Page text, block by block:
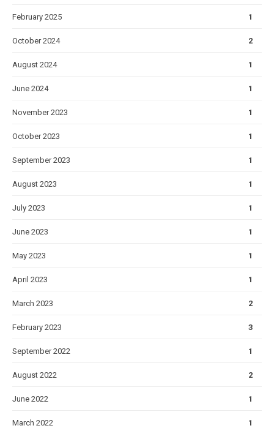
February 2025 1
October 2024 2
August 2024 1
June 2024 1
November 2023 1
October 2023 1
September 2023 1
August 2023 1
July 2023 1
June 2023 1
May 2023 1
April 2023 1
March 2023 2
February 2023 3
September 2022 1
August 2022 2
June 2022 1
March 2022 1